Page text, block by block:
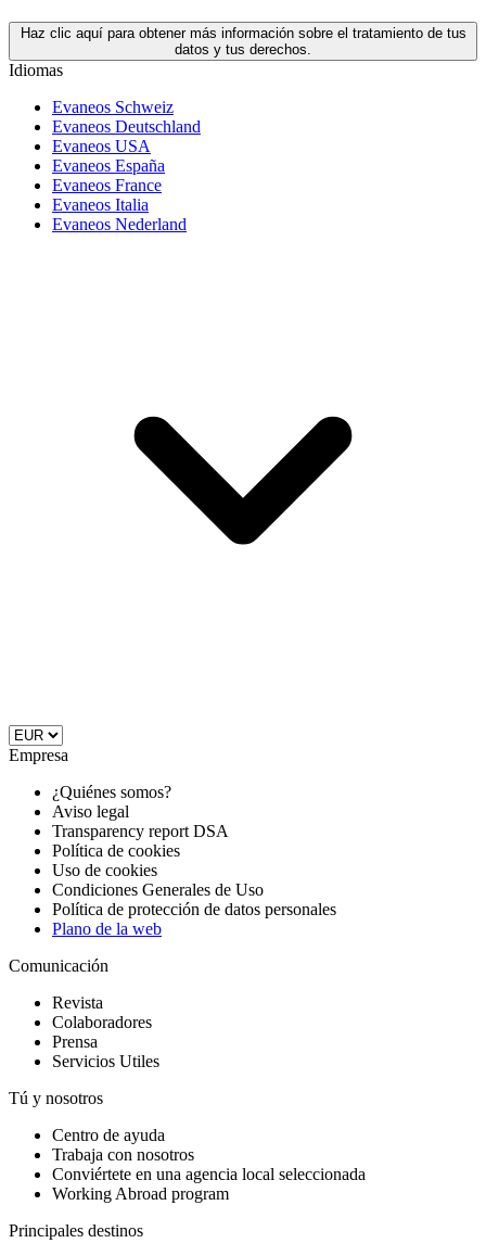
Haz clic aquí para obtener más información sobre el tratamiento de tus
datos y tus derechos.
Idiomas
Evaneos Schweiz
Evaneos Deutschland
Evaneos USA
Evaneos España
Evaneos France
Evaneos Italia
Evaneos Nederland
Empresa
¿Quiénes somos?
Aviso legal
Transparency report DSA
Política de cookies
Uso de cookies
Condiciones Generales de Uso
Política de protección de datos personales
Plano de la web
Comunicación
Revista
Colaboradores
Prensa
Servicios Utiles
Tú y nosotros
Centro de ayuda
Trabaja con nosotros
Conviértete en una agencia local seleccionada
Working Abroad program
Principales destinos